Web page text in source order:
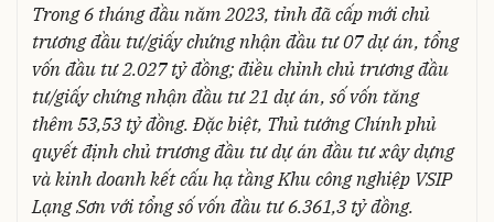
Trong 6 tháng đầu năm 2023, tỉnh đã cấp mới chủ
trương đầu tư/giấy chứng nhận đầu tư 07 dự án, tổng
vốn đầu tư 2.027 tỷ đồng; điều chỉnh chủ trương đầu
tư/giấy chứng nhận đầu tư 21 dự án, số vốn tăng
thêm 53,53 tỷ đồng. Đặc biệt, Thủ tướng Chính phủ
quyết định chủ trương đầu tư dự án đầu tư xây dựng
và kinh doanh kết cấu hạ tầng Khu công nghiệp VSIP
Lạng Sơn với tổng số vốn đầu tư 6.361,3 tỷ đồng.